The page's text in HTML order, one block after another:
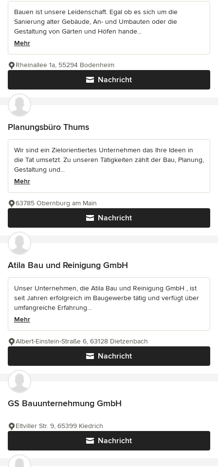
Bauen ist unsere Leidenschaft. Egal ob es sich um die
Sanierung alter Gebäude, An- und Umbauten oder die
Gestaltung von Gärten und Höfen hande...
Mehr
Nachricht
Rheinallee 1a, 55294 Bodenheim
Planungsbüro Thums
Wir sind ein Zielorientiertes Unternehmen das Ihre Ideen in
die Tat umsetzt. Zu unseren Tätigkeiten zählt der Bau, Planung,
Gestaltung und...
Mehr
Nachricht
63785 Obernburg am Main
Atila Bau und Reinigung GmbH
Unser Unternehmen, die Atila Bau und Reinigung GmbH , ist
seit Jahren erfolgreich im Baugewerbe tätig und verfügt über
umfangreiche Erfahrung...
Mehr
Nachricht
Albert-Einstein-Straße 6, 63128 Dietzenbach
GS Bauunternehmung GmbH
Nachricht
Eltviller Str. 9, 65399 Kiedrich